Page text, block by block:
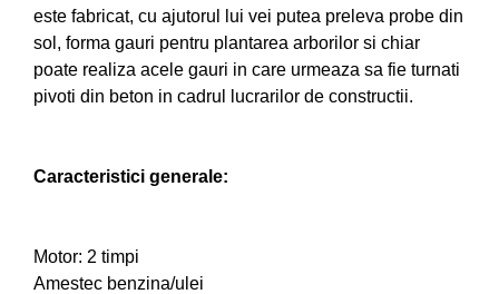
Timp liber
Accesorii pentru ATV
Alte vehicule electrice
Scuter
Despicatoare de lemne
Granulatoare de furaje
este fabricat, cu ajutorul lui vei putea preleva probe din
sol, forma gauri pentru plantarea arborilor si chiar
poate realiza acele gauri in care urmeaza sa fie turnati
pivoti din beton in cadrul lucrarilor de constructii.
Caracteristici generale:
Motor: 2 timpi
Amestec benzina/ulei